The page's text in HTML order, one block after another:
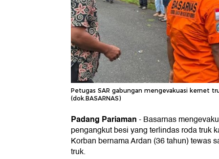
Petugas SAR gabungan mengevakuasi kernet
(dok.BASARNAS)
Padang Pariaman-Basarnas
pengangkut besi yang terlindas roda truk
Korban bernama Ardan (36 tahun) tewas
truk.